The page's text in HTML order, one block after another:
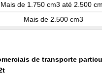
Mais de 1.750 cm3 até 2.500
Mais de 2.500 cm3
de transporte